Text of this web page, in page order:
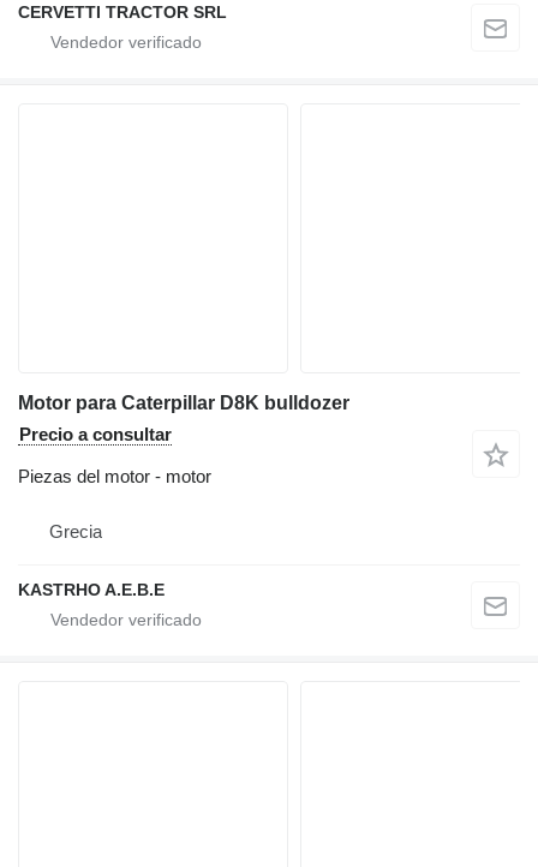
CERVETTI TRACTOR SRL
Motor para Caterpillar D8K bulldozer
Precio a consultar
Piezas del motor - motor
Grecia
KASTRHO A.E.B.E